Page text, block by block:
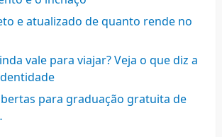
e atualizado de quanto rende no
vale para viajar? Veja o que diz a
para graduação gratuita de